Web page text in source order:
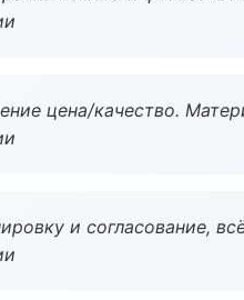
цена/качество.
и согласование,